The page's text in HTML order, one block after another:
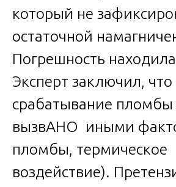
который не
остаточной
Погрешность
Эксперт заключил, что
срабатывание
вызвАНО иными
пломбы, термическое
воздействие).